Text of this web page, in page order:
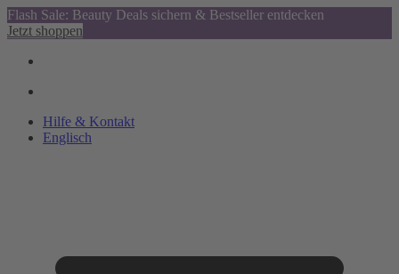
Flash Sale: Beauty Deals sichern & Bestseller entdecken
Jetzt shoppen
Hilfe & Kontakt
Englisch